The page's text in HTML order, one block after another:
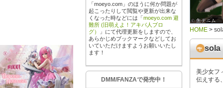
「moeyo.com」のほうに何か問題が
起こったりして閲覧や更新が出来な
くなった時などには「moeyo.com 避
難所 (旧萌えよ！アキバ人ブロ
グ）
」にて代理更新をしますので、
あらかじめブックマークなどしてお
いていただけますようお願いいたし
ます！
DMM/FANZAで発売中！
HOME >
sola
美少女フ
伝えする